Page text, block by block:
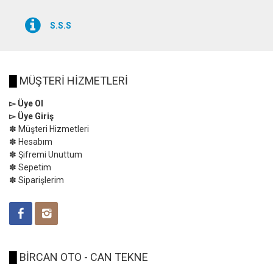
S.S.S
MÜŞTERİ HİZMETLERİ
▻ Üye Ol
▻ Üye Giriş
✽ Müşteri Hizmetleri
✽ Hesabım
✽ Şifremi Unuttum
✽ Sepetim
✽ Siparişlerim
BİRCAN OTO - CAN TEKNE